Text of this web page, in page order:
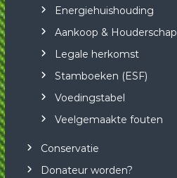
Energiehuishouding
Aankoop & Houderschap
Legale herkomst
Stamboeken (ESF)
Voedingstabel
Veelgemaakte fouten
Conservatie
Donateur worden?